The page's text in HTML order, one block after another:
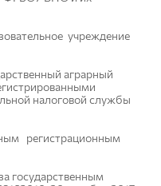
учреждение
аграрный
налоговой службы
регистрационным
государственным